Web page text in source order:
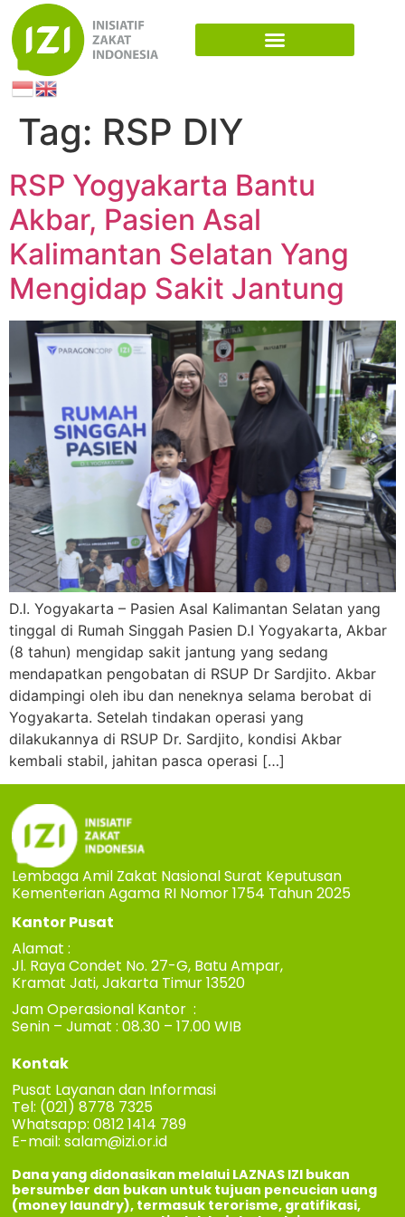
Tag: RSP DIY
RSP Yogyakarta Bantu
Akbar, Pasien Asal
Kalimantan Selatan Yang
Mengidap Sakit Jantung
D.I. Yogyakarta – Pasien Asal Kalimantan Selatan yang
tinggal di Rumah Singgah Pasien D.I Yogyakarta, Akbar
(8 tahun) mengidap sakit jantung yang sedang
mendapatkan pengobatan di RSUP Dr Sardjito. Akbar
didampingi oleh ibu dan neneknya selama berobat di
Yogyakarta. Setelah tindakan operasi yang
dilakukannya di RSUP Dr. Sardjito, kondisi Akbar
kembali stabil, jahitan pasca operasi […]
Lembaga Amil Zakat Nasional Surat Keputusan
Kementerian Agama RI Nomor 1754 Tahun 2025
Kantor Pusat
Alamat :
Jl. Raya Condet No. 27-G, Batu Ampar,
Kramat Jati, Jakarta Timur 13520
Jam Operasional Kantor :
Senin – Jumat : 08.30 – 17.00 WIB
Kontak
Pusat Layanan dan Informasi
Tel: (021) 8778 7325
Whatsapp: 0812 1414 789
E-mail:salam@izi.or.id
Dana yang didonasikan melalui LAZNAS IZI bukan
bersumber dan bukan untuk tujuan pencucian uang
(money laundry), termasuk terorisme, gratifikasi,